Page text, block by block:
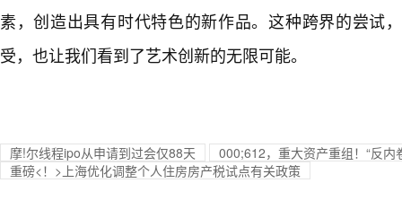
素，创造出具有时代特色的新作品。这种跨界的尝试
受，也让我们看到了艺术创新的无限可能。
摩!尔线程ipo从申请到过会仅88天
000;612，重大资产重组！“反内
重磅<！>上海优化调整个人住房房产税试点有关政策